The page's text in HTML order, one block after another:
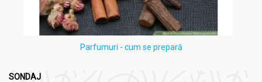
Indicații:
Răceală, gripă și viroze respiratorii.
Tuse și dificultăți în eliminarea secrețiilor bronșice.
Calmare a simptomelor asociate cu infecțiile respiratorii
Parfumuri - cum se prepară
SONDAJ